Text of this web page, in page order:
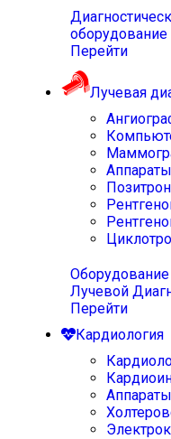
оборудование
Перейти
Лучевая
Лучевой
Перейти
Кардиология